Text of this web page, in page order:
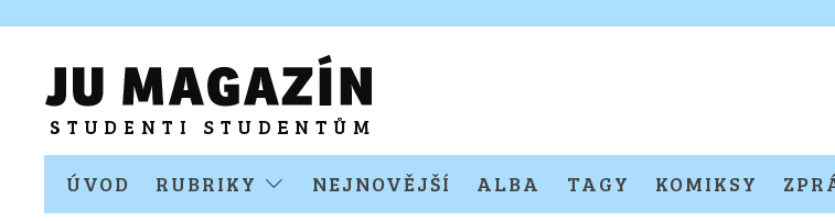
ÚVOD RUBRIKY NEJNOVĚJŠÍ ALBA TAGY KOMIKSY